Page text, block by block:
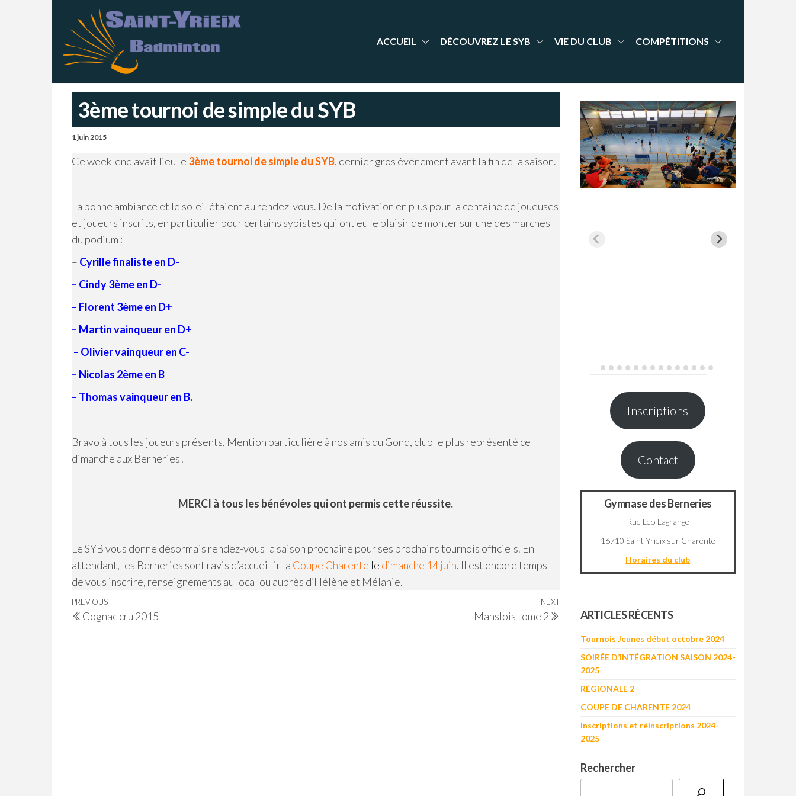
ACCUEIL DÉCOUVREZ LE SYB VIE DU CLUB COMPÉTITIONS
3ème tournoi de simple du SYB
1 juin 2015
Ce week-end avait lieu le 3ème tournoi de simple du SYB, dernier gros événement avant la fin de la saison.
La bonne ambiance et le soleil étaient au rendez-vous. De la motivation en plus pour la centaine de joueuses
et joueurs inscrits, en particulier pour certains sybistes qui ont eu le plaisir de monter sur une des marches
du podium :
– Cyrille finaliste en D-
– Cindy 3ème en D-
– Florent 3ème en D+
– Martin vainqueur en D+
– Olivier vainqueur en C-
– Nicolas 2ème en B
– Thomas vainqueur en B.
Bravo à tous les joueurs présents. Mention particulière à nos amis du Gond, club le plus représenté ce
dimanche aux Berneries!
MERCI à tous les bénévoles qui ont permis cette réussite.
Le SYB vous donne désormais rendez-vous la saison prochaine pour ses prochains tournois officiels. En
attendant, les Berneries sont ravis d’accueillir la Coupe Charente le dimanche 14 juin. Il est encore temps
de vous inscrire, renseignements au local ou auprès d’Hélène et Mélanie.
Navigation
de
Previous
Post
PREVIOUS
Cognac cru 2015
Next
NEXT
Manslois tome 2
Inscriptions
Contact
Gymnase des Berneries
Rue Léo Lagrange
16710 Saint Yrieix sur Charente
Horaires du club
+
ARTICLES RÉCENTS
Tournois Jeunes début octobre 2024
SOIRÉE D’INTÉGRATION SAISON 2024-
2025
RÉGIONALE 2
COUPE DE CHARENTE 2024
Inscriptions et réinscriptions 2024-
2025
Rechercher